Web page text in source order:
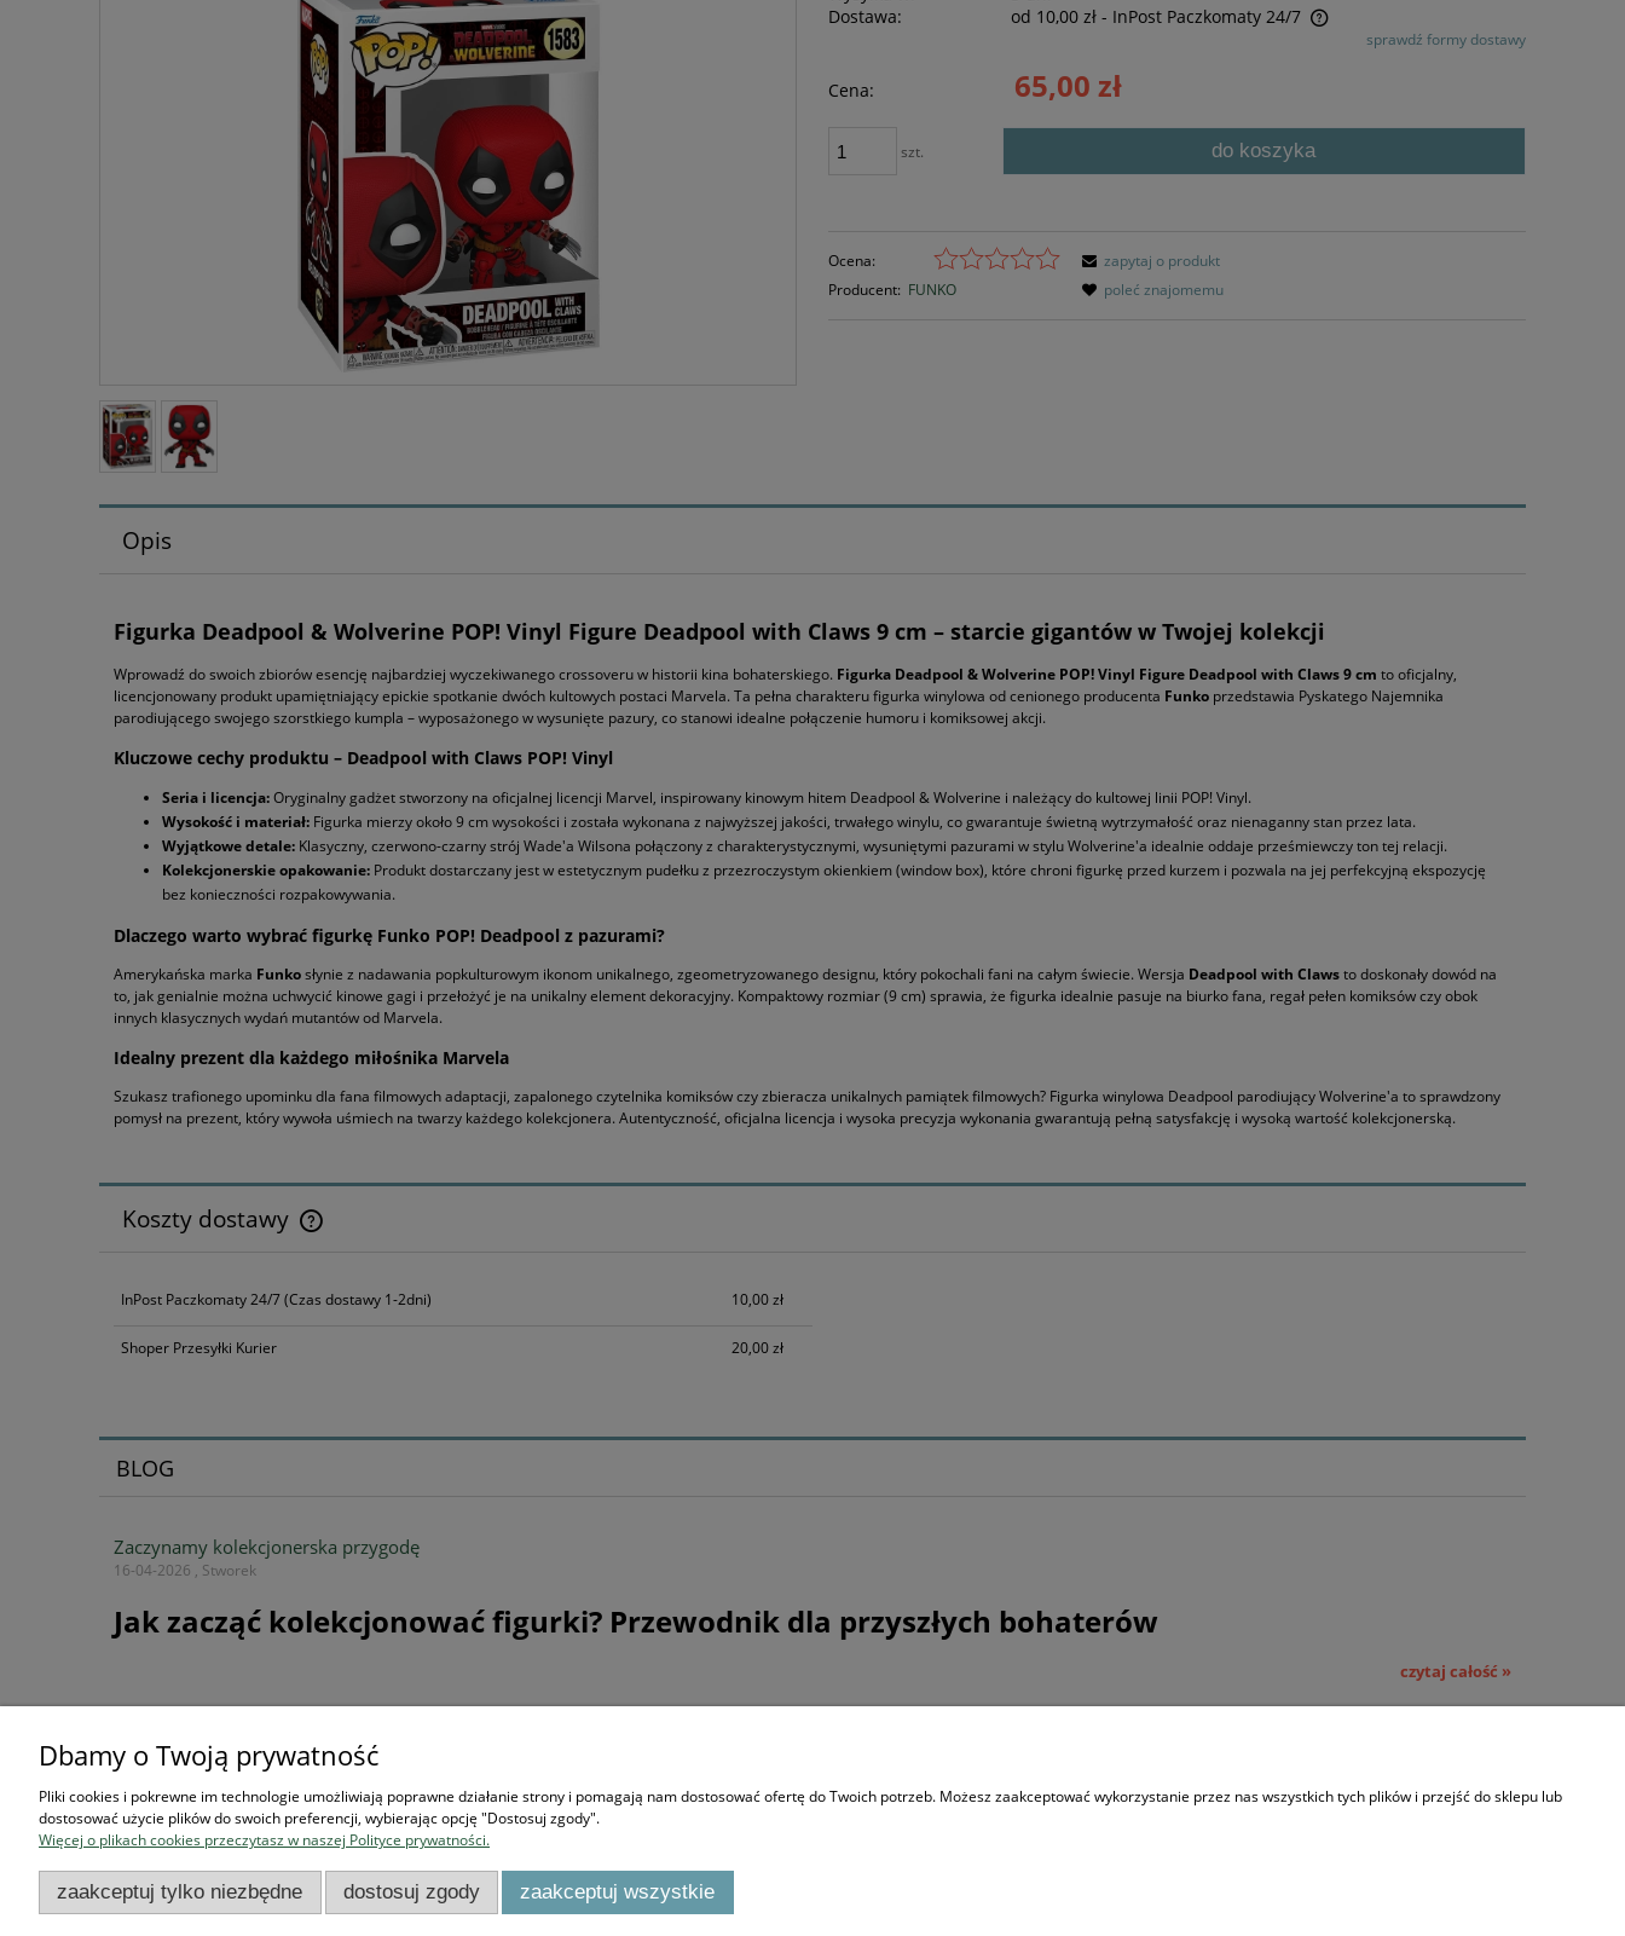
Dostawa:
od 10,00 zł - InPost Paczkomaty 24/7
Cena nie zawiera ewentualnych kosztów
płatności
sprawdź formy dostawy
Cena: 65,00 zł
szt. do koszyka
Ocena:
Producent: FUNKO
zapytaj o produkt
poleć znajomemu
Opis
Figurka Deadpool & Wolverine POP! Vinyl Figure Deadpool with Claws 9 cm – starcie gigantów w Twojej kolekcji
Wprowadź do swoich zbiorów esencję najbardziej wyczekiwanego crossoveru w historii kina bohaterskiego. Figurka Deadpool & Wolverine POP! Vinyl Figure Deadpool with Claws 9 cm to oficjalny,
licencjonowany produkt upamiętniający epickie spotkanie dwóch kultowych postaci Marvela. Ta pełna charakteru figurka winylowa od cenionego producenta Funko przedstawia Pyskatego Najemnika
parodiującego swojego szorstkiego kumpla – wyposażonego w wysunięte pazury, co stanowi idealne połączenie humoru i komiksowej akcji.
Kluczowe cechy produktu – Deadpool with Claws POP! Vinyl
Seria i licencja:Oryginalny gadżet stworzony na oficjalnej licencji Marvel, inspirowany kinowym hitem Deadpool & Wolverine i należący do kultowej linii POP! Vinyl.
Wysokość i materiał: Figurka mierzy około 9 cm wysokości i została wykonana z najwyższej jakości, trwałego winylu, co gwarantuje świetną wytrzymałość oraz nienaganny stan przez lata.
Wyjątkowe detale: Klasyczny, czerwono-czarny strój Wade'a Wilsona połączony z charakterystycznymi, wysuniętymi pazurami w stylu Wolverine'a idealnie oddaje prześmiewczy ton tej relacji.
Kolekcjonerskie opakowanie: Produkt dostarczany jest w estetycznym pudełku z przezroczystym okienkiem (window box), które chroni figurkę przed kurzem i pozwala na jej perfekcyjną ekspozycję
bez konieczności rozpakowywania.
Dlaczego warto wybrać figurkę Funko POP! Deadpool z pazurami?
Amerykańska marka Funkosłynie z nadawania popkulturowym ikonom unikalnego, zgeometryzowanego designu, który pokochali fani na całym świecie. Wersja Deadpool with Clawsto doskonały dowód na
to, jak genialnie można uchwycić kinowe gagi i przełożyć je na unikalny element dekoracyjny. Kompaktowy rozmiar (9 cm) sprawia, że figurka idealnie pasuje na biurko fana, regał pełen komiksów czy obok
innych klasycznych wydań mutantów od Marvela.
Idealny prezent dla każdego miłośnika Marvela
Szukasz trafionego upominku dla fana filmowych adaptacji, zapalonego czytelnika komiksów czy zbieracza unikalnych pamiątek filmowych? Figurka winylowa Deadpool parodiujący Wolverine'a to sprawdzony
pomysł na prezent, który wywoła uśmiech na twarzy każdego kolekcjonera. Autentyczność, oficjalna licencja i wysoka precyzja wykonania gwarantują pełną satysfakcję i wysoką wartość kolekcjonerską.
Koszty dostawy
płatności
InPost Paczkomaty 24/7(Czas dostawy 1-2dni) 10,00 zł
Shoper Przesyłki Kurier 20,00 zł
BLOG
Zaczynamy kolekcjonerska przygodę
16-04-2026 , Stworek
Jak zacząć kolekcjonować figurki? Przewodnik dla przyszłych bohaterów
czytaj całość »
Podstawowe informacje
Dostawa
Reklamacja i zwrot
Regulamin
Polityka prywatności i cookies
Dbamy o Twoją prywatność
Pliki cookies i pokrewne im technologie umożliwiają poprawne działanie strony i pomagają nam dostosować ofertę do Twoich potrzeb. Możesz zaakceptować wykorzystanie przez nas wszystkich tych plików i przejść do sklepu lub
dostosować użycie plików do swoich preferencji, wybierając opcję "Dostosuj zgody".
Więcej o plikach cookies przeczytasz w naszej Polityce prywatności.
zaakceptuj tylko niezbędne dostosuj zgody zaakceptuj wszystkie